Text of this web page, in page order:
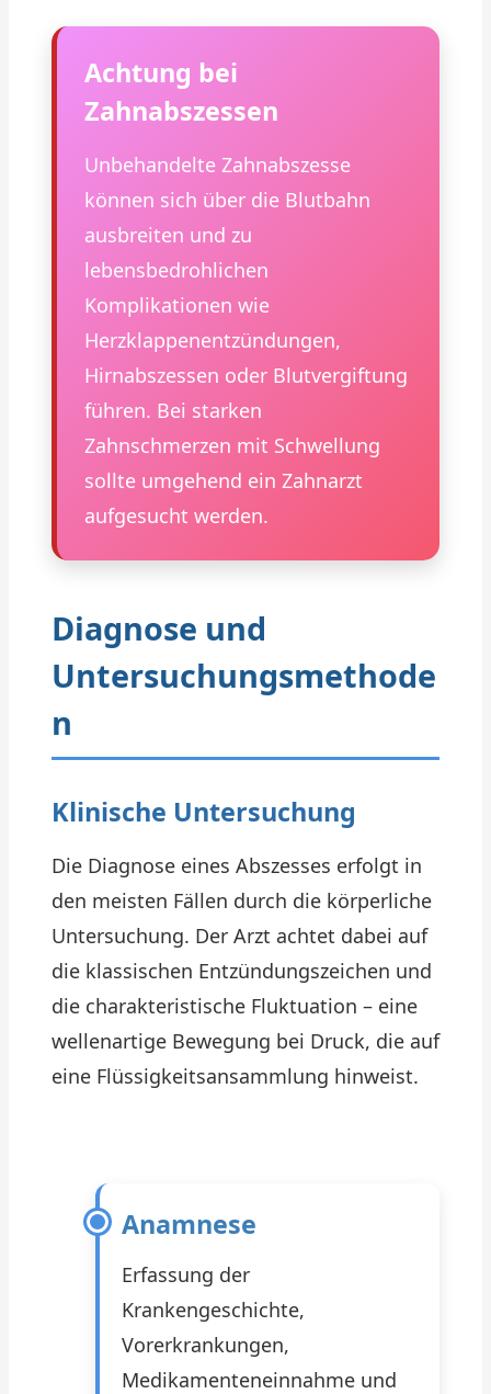
Achtung bei
Zahnabszessen
Unbehandelte Zahnabszesse
können sich über die Blutbahn
ausbreiten und zu
lebensbedrohlichen
Komplikationen wie
Herzklappenentzündungen,
Hirnabszessen oder Blutvergiftung
führen. Bei starken
Zahnschmerzen mit Schwellung
sollte umgehend ein Zahnarzt
aufgesucht werden.
Diagnose und
Untersuchungsmethode
n
Klinische Untersuchung
Die Diagnose eines Abszesses erfolgt in
den meisten Fällen durch die körperliche
Untersuchung. Der Arzt achtet dabei auf
die klassischen Entzündungszeichen und
die charakteristische Fluktuation – eine
wellenartige Bewegung bei Druck, die auf
eine Flüssigkeitsansammlung hinweist.
Anamnese
Erfassung der
Krankengeschichte,
Vorerkrankungen,
Medikamenteneinnahme und